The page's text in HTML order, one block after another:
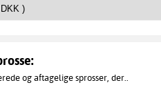
og aftagelige sprosser, der..